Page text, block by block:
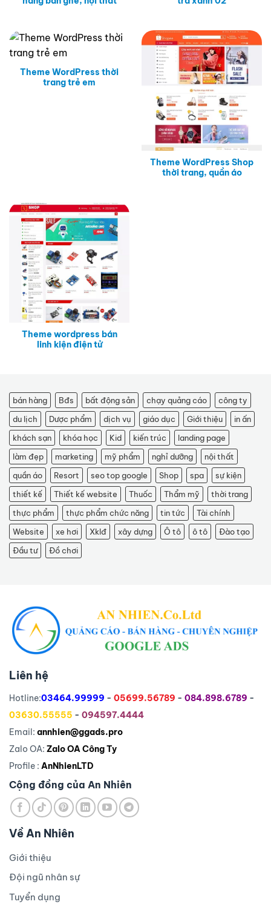
Theme WordPress thời
trang trẻ em
Theme WordPress Shop
thời trang, quần áo
Theme wordpress bán
linh kiện điện tử
bán hàng Bđs bất động sản chạy quảng cáo
công ty
du lịch
Dược phẩm dịch vụ giáo dục Giới thiệu
in ấn
khách sạn
khóa học Kid kiến trúc
landing page
làm đẹp
marketing mỹ phẩm nghỉ dưỡng
nội thất
quần áo
Resort seo top google Shop spa
sự kiện
thiết kế
Thiết kế website Thuốc Thẩm mỹ
thời trang
thực phẩm
thực phẩm chức năng tin tức
Tài chính
Website
xe hơi Xklđ xây dựng Ô tô ô tô
Đào tạo
Đầu tư
Đồ chơi
Liên hệ
Hotline:03464.99999 - 05699.56789 - 084.898.6789 -
03630.55555 - 094597.4444
Email: annhien@ggads.pro
Zalo OA: Zalo OA Công Ty
Profile : AnNhienLTD
Cộng đồng của An Nhiên
Về An Nhiên
Giới thiệu
Đội ngũ nhân sự
Tuyển dụng